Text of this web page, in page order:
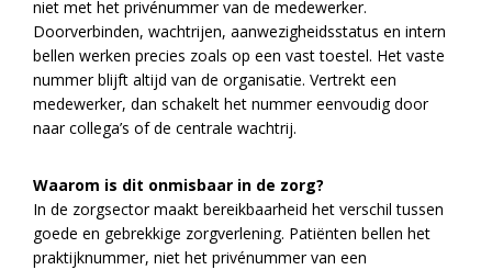
niet met het privénummer van de medewerker.
Doorverbinden, wachtrijen, aanwezigheidsstatus en intern
bellen werken precies zoals op een vast toestel. Het vaste
nummer blijft altijd van de organisatie. Vertrekt een
medewerker, dan schakelt het nummer eenvoudig door
naar collega’s of de centrale wachtrij.
Waarom is dit onmisbaar in de zorg?
In de zorgsector maakt bereikbaarheid het verschil tussen
goede en gebrekkige zorgverlening. Patiënten bellen het
praktijknummer, niet het privénummer van een